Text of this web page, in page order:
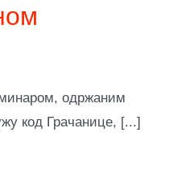
одржаним
код Грачанице, [...]